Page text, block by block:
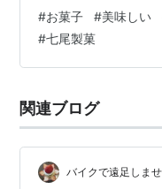
#お菓子 #美味しい
#七尾製菓
関連ブログ
バイクで遠足しま